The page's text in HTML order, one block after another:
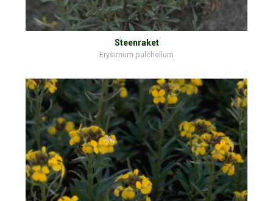
Steenraket
Erysimum pulchellum